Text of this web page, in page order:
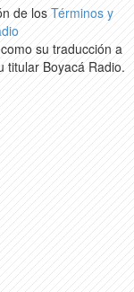
de los Términos y
su traducción a
titular Boyacá Radio.